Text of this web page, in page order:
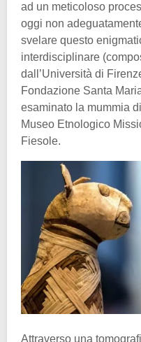
ad un meticoloso
oggi non
svelare questo
interdisciplinare
dall’Università di
Fondazione Santa
esaminato la mummia
Museo Etnologico
Fiesole.
Attraverso una